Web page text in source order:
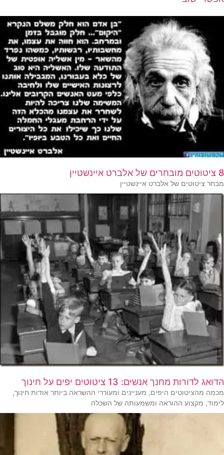
8 ציטוטים מובחרים של אלברט איינשטיין
מבחר ציטוטים של אלברט איינשטיין
הדואג לדורות מחנך אנשים: 13 ציטוטים יפים על חינוך
מכמה מהציטוטים היפים, מעניינים ומעוררי ההשראה ביותר אודות חינוך,
לימוד, מקצוע ההוראה ומשמעותה של השכלה